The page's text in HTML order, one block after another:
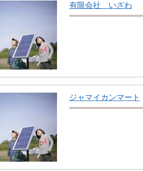
有限会社 いざわ
ジャマイカンマート